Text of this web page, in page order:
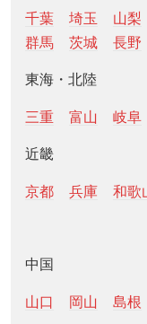
千葉 埼玉 山梨
群馬
茨城 長野
東海・北陸
三重 富山 岐阜
近畿
京都 兵庫 和歌
中国
山口 岡山 島根